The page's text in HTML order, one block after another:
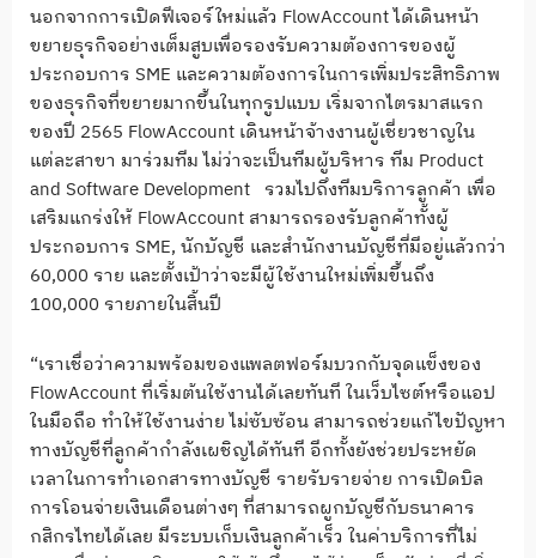
นอกจากการเปิดฟีเจอร์ใหม่แล้ว FlowAccount ได้เดินหน้า
ขยายธุรกิจอย่างเต็มสูบเพื่อรองรับความต้องการของผู้
ประกอบการ SME และความต้องการในการเพิ่มประสิทธิภาพ
ของธุรกิจที่ขยายมากขึ้นในทุกรูปแบบ เริ่มจากไตรมาสแรก
ของปี 2565 FlowAccount เดินหน้าจ้างงานผู้เชี่ยวชาญใน
แต่ละสาขา มาร่วมทีม ไม่ว่าจะเป็นทีมผู้บริหาร ทีม Product
and Software Development รวมไปถึงทีมบริการลูกค้า เพื่อ
เสริมแกร่งให้ FlowAccount สามารถรองรับลูกค้าทั้งผู้
ประกอบการ SME, นักบัญชี และสำนักงานบัญชีที่มีอยู่แล้วกว่า
60,000 ราย และตั้งเป้าว่าจะมีผู้ใช้งานใหม่เพิ่มขึ้นถึง
100,000 รายภายในสิ้นปี
“เราเชื่อว่าความพร้อมของแพลตฟอร์มบวกกับจุดแข็งของ
FlowAccount ที่เริ่มต้นใช้งานได้เลยทันที ในเว็บไซต์หรือแอป
ในมือถือ ทำให้ใช้งานง่าย ไม่ซับซ้อน สามารถช่วยแก้ไขปัญหา
ทางบัญชีที่ลูกค้ากำลังเผชิญได้ทันที อีกทั้งยังช่วยประหยัด
เวลาในการทำเอกสารทางบัญชี รายรับรายจ่าย การเปิดบิล
การโอนจ่ายเงินเดือนต่างๆ ที่สามารถผูกบัญชีกับธนาคาร
กสิกรไทยได้เลย มีระบบเก็บเงินลูกค้าเร็ว ในค่าบริการที่ไม่